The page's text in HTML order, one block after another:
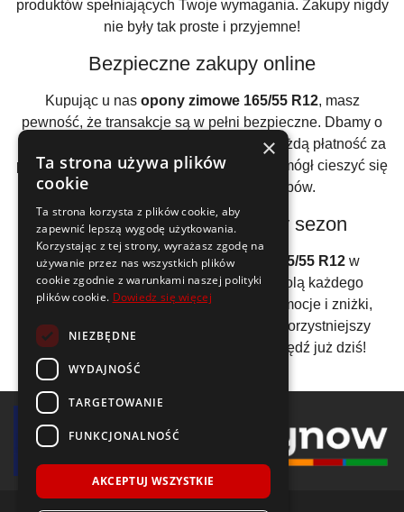
produktów spełniających Twoje wymagania. Zakupy nigdy
nie były tak proste i przyjemne!
Bezpieczne zakupy online
Kupując u nas opony zimowe 165/55 R12, masz
pewność, że transakcje są w pełni bezpieczne. Dbamy o
Twoje dane osobowe i zabezpieczamy każdą płatność za
pomocą nowoczesnych technologii, abyś mógł cieszyć się
spokojem ducha podczas zakupów.
Atrakcyjne ceny przez cały sezon
Nasz sklep oferujeopony zimowe 165/55 R12w
konkurencyjnych cenach, które zadowolą każdego
kierowcę. Regularnie organizujemy promocje i zniżki,
dzięki którym masz szansę na jeszcze korzystniejszy
zakup. Sprawdź naszą ofertę i zaoszczędź już dziś!
×
Ta strona używa plików
cookie
Ta strona korzysta z plików cookie, aby
zapewnić lepszą wygodę użytkowania.
Korzystając z tej strony, wyrażasz zgodę na
używanie przez nas wszystkich plików
cookie zgodnie z warunkami naszej polityki
plików cookie. Dowiedz się więcej
NIEZBĘDNE
WYDAJNOŚĆ
TARGETOWANIE
FUNKCJONALNOŚĆ
AKCEPTUJ WSZYSTKIE